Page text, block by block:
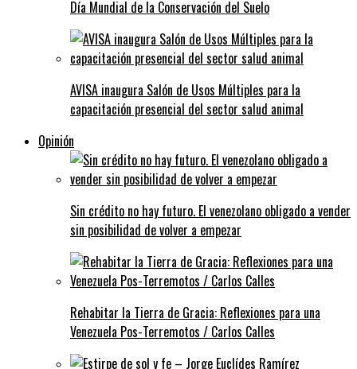
Día Mundial de la Conservación del Suelo
AVISA inaugura Salón de Usos Múltiples para la
capacitación presencial del sector salud animal
Opinión
Sin crédito no hay futuro. El venezolano obligado a vender
sin posibilidad de volver a empezar
Rehabitar la Tierra de Gracia: Reflexiones para una
Venezuela Pos-Terremotos / Carlos Calles